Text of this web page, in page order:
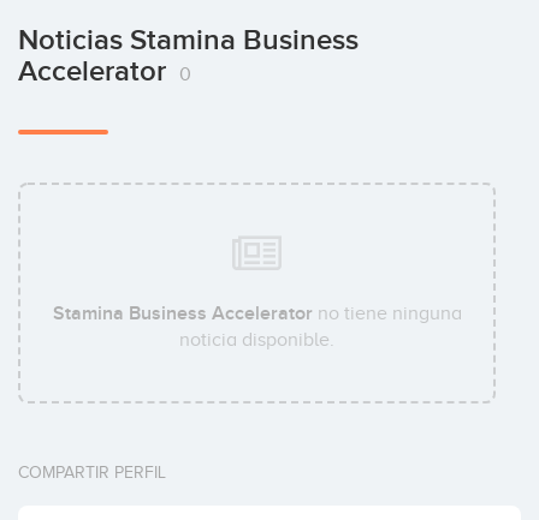
Noticias Stamina Business
Accelerator
0
Stamina Business Accelerator no tiene ninguna
noticia disponible.
COMPARTIR PERFIL